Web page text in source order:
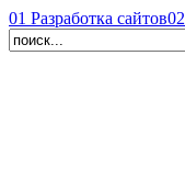
01 Разработка сайтов02